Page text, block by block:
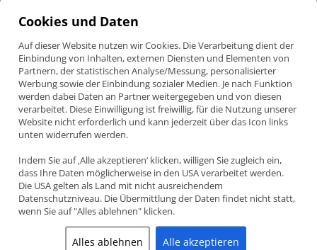
BMW 3.0 M54B30 Turbo FCP
Schmiedekolben 84.5mm CR
9.0
Anfragen
BMW 3.0 M54B30 Turbo FCP
Schmiedekolben 84mm CR
9.0
Anfragen
Cookies und Daten
Auf dieser Website nutzen wir Cookies. Die Verarbeitung dient der
Einbindung von Inhalten, externen Diensten und Elementen von
Partnern, der statistischen Analyse/Messung, personalisierter
Werbung sowie der Einbindung sozialer Medien. Je nach Funktion
werden dabei Daten an Partner weitergegeben und von diesen
verarbeitet. Diese Einwilligung ist freiwillig, für die Nutzung unserer
Website nicht erforderlich und kann jederzeit über das Icon links
unten widerrufen werden.
Indem Sie auf ‚Alle akzeptieren‘ klicken, willigen Sie zugleich ein,
dass Ihre Daten möglicherweise in den USA verarbeitet werden.
Die USA gelten als Land mit nicht ausreichendem
Datenschutzniveau. Die Übermittlung der Daten findet nicht statt,
wenn Sie auf "Alles ablehnen" klicken.
Alles ablehnen Alle akzeptieren